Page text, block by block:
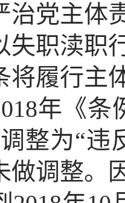
治党主体
失职渎职
将履行主
年《
整为“违
做调整。